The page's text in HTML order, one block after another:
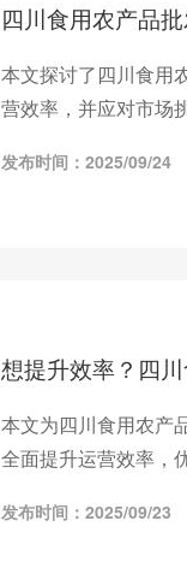
四川食用农产品
本文探讨了四川食用
营效率，并应对市场
发布时间：2025/09/24
想提升效率？四
本文为四川食用农产
全面提升运营效率，
发布时间：2025/09/23